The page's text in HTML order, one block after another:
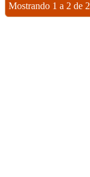
Mostrando 1 a 2 de